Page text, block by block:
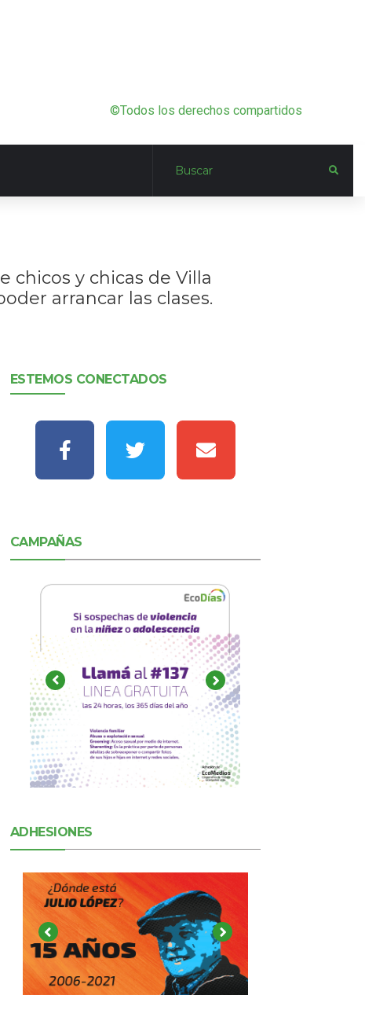
©Todos los derechos compartidos
chicos y chicas de Villa
arrancar las clases.
ESTEMOS CONECTADOS
CAMPAÑAS
ADHESIONES